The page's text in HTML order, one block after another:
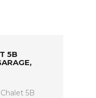
5B
5B